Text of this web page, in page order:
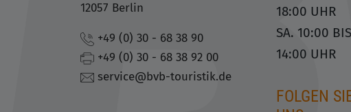
12057 Berlin
+49 (0) 30 - 68 38 90
+49 (0) 30 - 68 38 92 00
service@bvb-touristik.de
18:00 UHR
SA. 10:00 BIS
14:00 UHR
FOLGEN